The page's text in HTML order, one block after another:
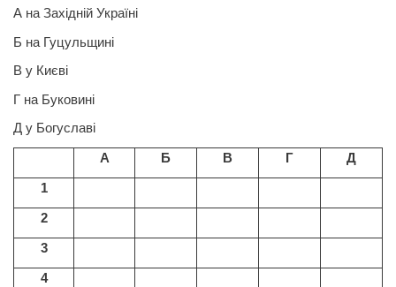
А на Західній Україні
Б на Гуцульщині
В у Києві
Г на Буковині
Д у Богуславі
А
Б В Г
Д
1
2
3
4